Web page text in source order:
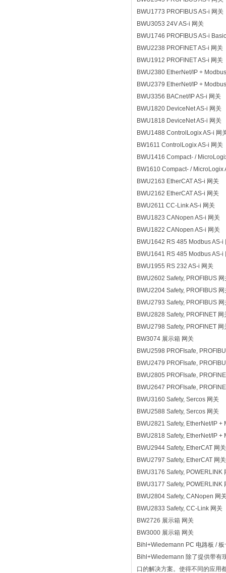
BWU1773 PROFIBUS AS-i 网关
BWU3053 24V AS-i 网关
BWU1746 PROFIBUS AS-i
BWU2238 PROFINET AS-i 网关
BWU1912 PROFINET AS-i 网关
BWU2380 EtherNet/IP +
BWU2379 EtherNet/IP +
BWU3356 BACnet/IP AS-i 网关
BWU1820 DeviceNet AS-i 网关
BWU1818 DeviceNet AS-i 网关
BWU1488 ControlLogix AS-i 网
BW1611 ControlLogix AS-i 网关
BWU1416 Compact- /
BW1610 Compact- / MicroLogix
BWU2163 EtherCAT AS-i 网关
BWU2162 EtherCAT AS-i 网关
BWU2611 CC-Link AS-i 网关
BWU1823 CANopen AS-i 网关
BWU1822 CANopen AS-i 网关
BWU1642 RS 485 Modbus AS-i
BWU1641 RS 485 Modbus AS-i
BWU1955 RS 232 AS-i 网关
BWU2602 Safety, PROFIBUS 网
BWU2204 Safety, PROFIBUS 网
BWU2793 Safety, PROFIBUS 网
BWU2828 Safety, PROFINET 网
BWU2798 Safety, PROFINET 网
BW3074 展示箱 网关
BWU2598 PROFIsafe,
BWU2479 PROFIsafe,
BWU2805 PROFIsafe,
BWU2647 PROFIsafe,
BWU3160 Safety, Sercos 网关
BWU2588 Safety, Sercos 网关
BWU2821 Safety, EtherNet/IP +
BWU2818 Safety, EtherNet/IP +
BWU2944 Safety, EtherCAT 网关
BWU2797 Safety, EtherCAT 网关
BWU3176 Safety, POWERLINK
BWU3177 Safety, POWERLINK
BWU2804 Safety, CANopen 网
BWU2833 Safety, CC-Link 网关
BW2726 展示箱 网关
BW3000 展示箱 网关
Bihl+Wiedemann PC 电路板 /
Bihl+Wiedemann 除了提供带有
口的解决方案。使得不同的应用